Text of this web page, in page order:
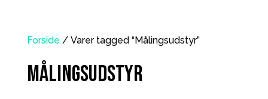
Forside / Varer tagged “Målingsudstyr”
Målingsudstyr